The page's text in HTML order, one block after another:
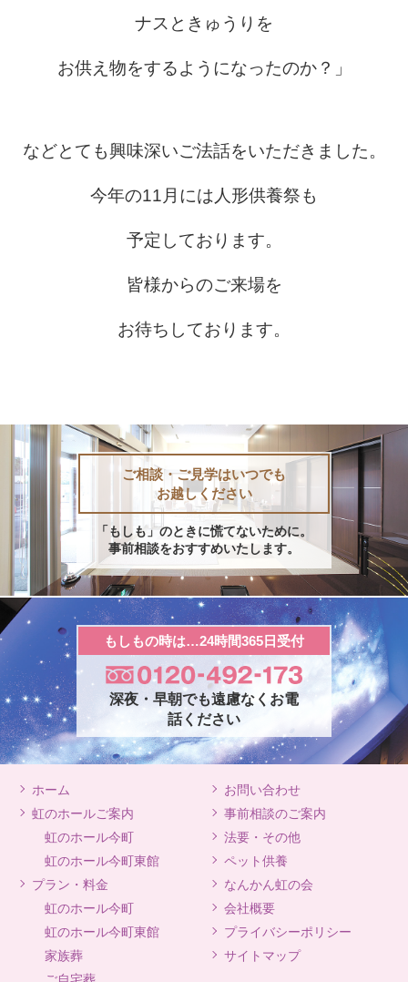
ナスときゅうりを
お供え物をするようになったのか？」
などとても興味深いご法話をいただきました。
今年の11月には人形供養祭も
予定しております。
皆様からのご来場を
お待ちしております。
ご相談・ご見学はいつでも
お越しください
「もしも」のときに慌てないために。
事前相談をおすすめいたします。
もしもの時は…24時間365日受付
深夜・早朝でも遠慮なくお電
話ください
ホーム
虹のホールご案内
虹のホール今町
虹のホール今町東館
プラン・料金
虹のホール今町
虹のホール今町東館
家族葬
お問い合わせ
事前相談のご案内
法要・その他
ペット供養
なんかん虹の会
会社概要
プライバシーポリシー
サイトマップ